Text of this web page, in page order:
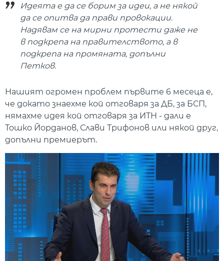
Идеята е да се борим за идеи, а не някой
да се опитва да прави провокации.
Надявам се на мирни протести даже не
в подкрепа на правителството, а в
подкрепа на промяната, допълни
Петков.
Нашият огромен проблем първите 6 месеца е,
че докато знаехме кой отговаря за ДБ, за БСП,
нямахме идея кой отговаря за ИТН - дали е
Тошко Йорданов, Слави Трифонов или някой друг,
допълни премиерът.